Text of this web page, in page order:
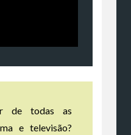
de todas as
e televisão?